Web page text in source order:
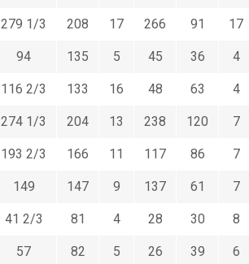
279 1/3 208 17 266 91 17
94 135 5 45 36 4
116 2/3 133 16 48 63 4
274 1/3 204 13 238 120 7
193 2/3 166 11 117 86 7
149 147 9 137 61 7
41 2/3 81 4 28 30 8
57 82 5 26 39 6